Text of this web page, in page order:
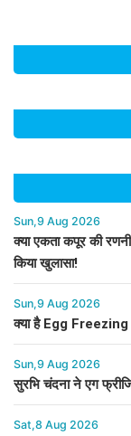
Sun,9 Aug 2026
क्या एकता कपूर की
किया खुलासा!
Sun,9 Aug 2026
क्या है Egg Freezing
Sun,9 Aug 2026
सुरभि चंदना ने एग
Sat,8 Aug 2026